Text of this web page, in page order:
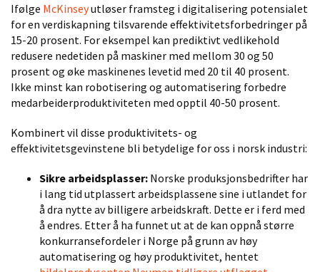
Ifølge McKinseyutløser framsteg i digitalisering potensialet
for en verdiskapning tilsvarende effektivitetsforbedringer på
15-20 prosent. For eksempel kan prediktivt vedlikehold
redusere nedetiden på maskiner med mellom 30 og 50
prosent og øke maskinenes levetid med 20 til 40 prosent.
Ikke minst kan robotisering og automatisering forbedre
medarbeiderproduktiviteten med opptil 40-50 prosent.
Kombinert vil disse produktivitets- og
effektivitetsgevinstene bli betydelige for oss i norsk industri:
Sikre arbeidsplasser: Norske produksjonsbedrifter har
i lang tid utplassert arbeidsplassene sine i utlandet for
å dra nytte av billigere arbeidskraft. Dette er i ferd med
å endres. Etter å ha funnet ut at de kan oppnå større
konkurransefordeler i Norge på grunn av høy
automatisering og høy produktivitet, hentet